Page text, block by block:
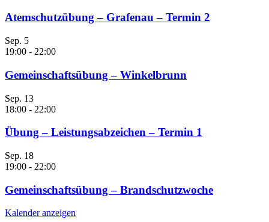
Atemschutzübung – Grafenau – Termin 2
Sep. 5
19:00 - 22:00
Gemeinschaftsübung – Winkelbrunn
Sep. 13
18:00 - 22:00
Übung – Leistungsabzeichen – Termin 1
Sep. 18
19:00 - 22:00
Gemeinschaftsübung – Brandschutzwoche
Kalender anzeigen